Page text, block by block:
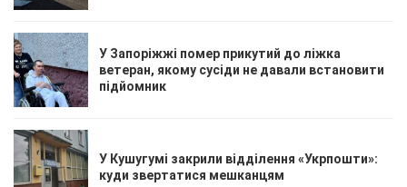
У Запоріжжі помер прикутий до ліжка
ветеран, якому сусіди не давали встановити
підйомник
У Кушугумі закрили відділення «Укрпошти»:
куди звертатися мешканцям